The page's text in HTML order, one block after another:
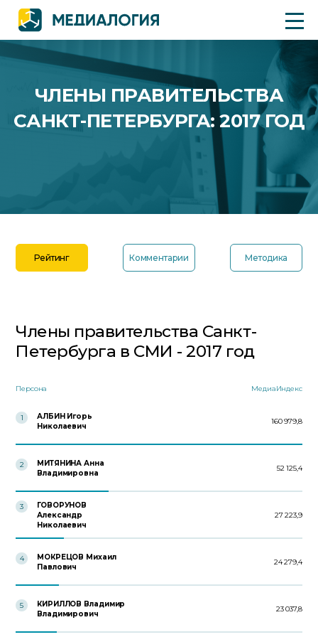
ЧЛЕНЫ ПРАВИТЕЛЬСТВА
САНКТ-ПЕТЕРБУРГА: 2017 ГОД
Рейтинг Комментарии Методика
Члены правительства Санкт-
Петербурга в СМИ - 2017 год
Персона МедиаИндекс
1
АЛБИН Игорь
Николаевич
160 979,8
2
МИТЯНИНА Анна
Владимировна
52 125,4
3
ГОВОРУНОВ
Александр
Николаевич
27 223,9
4
МОКРЕЦОВ Михаил
Павлович
24 279,4
5
КИРИЛЛОВ Владимир
Владимирович
23 037,8